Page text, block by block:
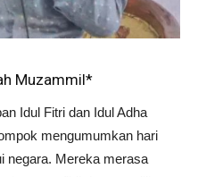
Muzammil*
Idul Fitri dan Idul Adha
mengumumkan hari
negara. Mereka merasa